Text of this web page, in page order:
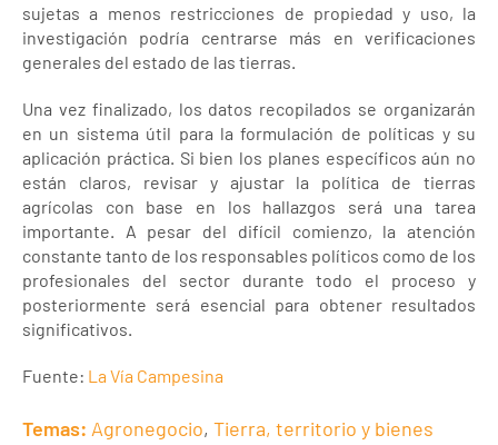
sujetas a menos restricciones de propiedad y uso, la
investigación podría centrarse más en verificaciones
generales del estado de las tierras.
Una vez finalizado, los datos recopilados se organizarán
en un sistema útil para la formulación de políticas y su
aplicación práctica. Si bien los planes específicos aún no
están claros, revisar y ajustar la política de tierras
agrícolas con base en los hallazgos será una tarea
importante. A pesar del difícil comienzo, la atención
constante tanto de los responsables políticos como de los
profesionales del sector durante todo el proceso y
posteriormente será esencial para obtener resultados
significativos.
Fuente: La Vía Campesina
Temas: Agronegocio, Tierra, territorio y bienes